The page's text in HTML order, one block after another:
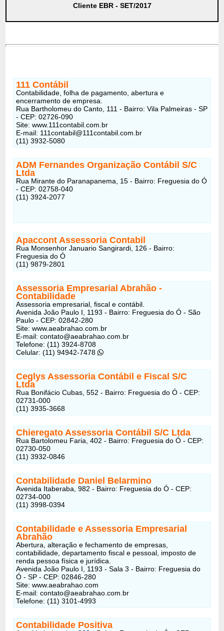
Cliente EBR - SET/2017
111 Contábil
Contabilidade, folha de pagamento, abertura e
encerramento de empresa.
Rua Bartholomeu do Canto, 111 - Bairro: Vila Palmeiras - SP
- CEP: 02726-090
Site: www.111contabil.com.br
E-mail: 111contabil@111contabil.com.br
(11) 3932-5080
ADM Fernandes Organização Contábil S/C
Ltda
Rua Mirante do Paranapanema, 15 - Bairro: Freguesia do Ó
- CEP: 02758-040
(11) 3924-2077
Apaccont Assessoria Contabil
Rua Monsenhor Januario Sangirardi, 126 - Bairro:
Freguesia do Ó
(11) 9879-2801
Assessoria Empresarial Abrahão -
Contabilidade
Assessoria empresarial, fiscal e contábil.
Avenida João Paulo I, 1193 - Bairro: Freguesia do Ó - São
Paulo - CEP: 02842-280
Site: www.aeabrahao.com.br
E-mail: contato@aeabrahao.com.br
Telefone: (11) 3924-8708
Celular: (11) 94942-7478
Ceglys Assessoria Contábil e Fiscal S/C
Ltda
Rua Bonifácio Cubas, 552 - Bairro: Freguesia do Ó - CEP:
02731-000
(11) 3935-3668
Chieregato Assessoria Contábil S/C Ltda
Rua Bartolomeu Faria, 402 - Bairro: Freguesia do Ó - CEP:
02730-050
(11) 3932-0846
Contabilidade Daniel Belarmino
Avenida Itaberaba, 982 - Bairro: Freguesia do Ó - CEP:
02734-000
(11) 3998-0394
Contabilidade e Assessoria Empresarial
Abrahão
Abertura, alteração e fechamento de empresas,
contabilidade, departamento fiscal e pessoal, imposto de
renda pessoa física e jurídica.
Avenida João Paulo I, 1193 - Sala 3 - Bairro: Freguesia do
Ó - SP - CEP: 02846-280
Site: www.aeabrahao.com
E-mail: contato@aeabrahao.com.br
Telefone: (11) 3101-4993
Contabilidade Positiva